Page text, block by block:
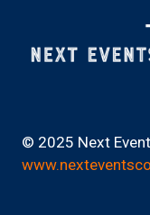
© 2025 Next